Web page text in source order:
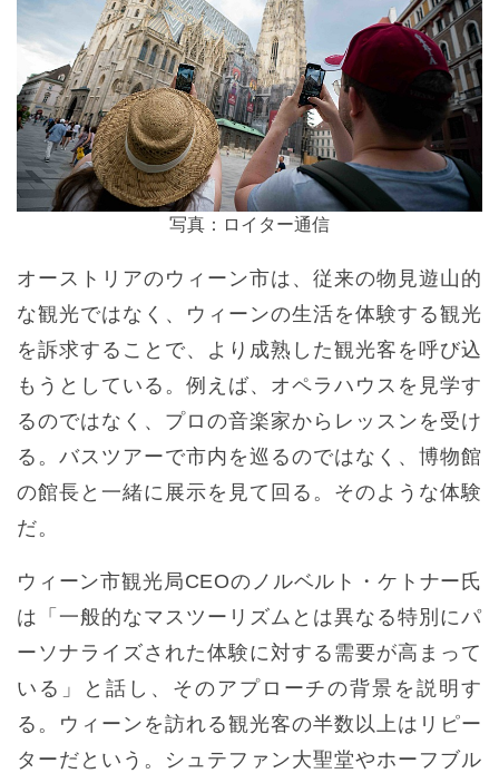
写真：ロイター通信
オーストリアのウィーン市は、従来の物見遊山的
な観光ではなく、ウィーンの生活を体験する観光
を訴求することで、より成熟した観光客を呼び込
もうとしている。例えば、オペラハウスを見学す
るのではなく、プロの音楽家からレッスンを受け
る。バスツアーで市内を巡るのではなく、博物館
の館長と一緒に展示を見て回る。そのような体験
だ。
ウィーン市観光局CEOのノルベルト・ケトナー氏
は「一般的なマスツーリズムとは異なる特別にパ
ーソナライズされた体験に対する需要が高まって
いる」と話し、そのアプローチの背景を説明す
る。ウィーンを訪れる観光客の半数以上はリピー
ターだという。シュテファン大聖堂やホーフブル